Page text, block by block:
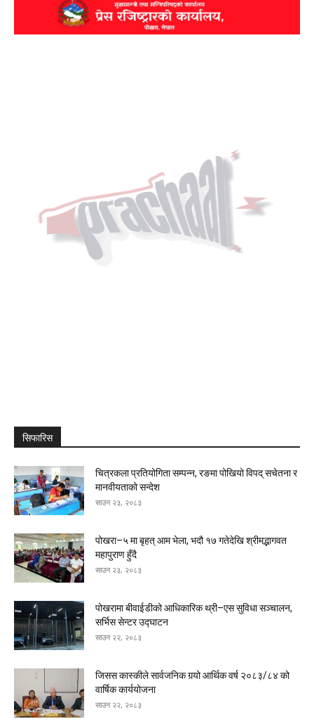
सिफारिस
चित्रकला प्रतियोगिता सम्पन्न, रङमा पोखियो विपद् सचेतना र
मानवीयताको सन्देश
साउन २३, २०८३
पोखरा–५ मा बृहत् आम भेला, भदौ १७ गतेदेखि श्रीमद्भागवत
महापुराण हुँदै
साउन २३, २०८३
पोखरामा बीवाईडीको आधिकारिक थ्री–एस सुविधा सञ्चालन,
सर्भिस सेन्टर उद्घाटन
साउन २२, २०८३
जिसस कास्कीले सार्वजनिक गर्‍यो आर्थिक वर्ष २०८३/८४ को
वार्षिक कार्ययोजना
साउन २२, २०८३